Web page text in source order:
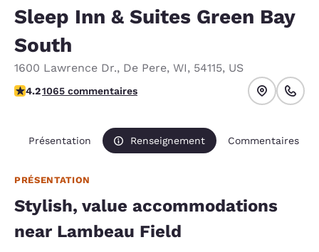
Sleep Inn & Suites Green Bay
South
1600 Lawrence Dr., De Pere, WI, 54115, US
4.2 étoiles. Excellent.
4.21065 commentaires
Présentation Renseignement Commentaires
PRÉSENTATION
Stylish, value accommodations
near Lambeau Field